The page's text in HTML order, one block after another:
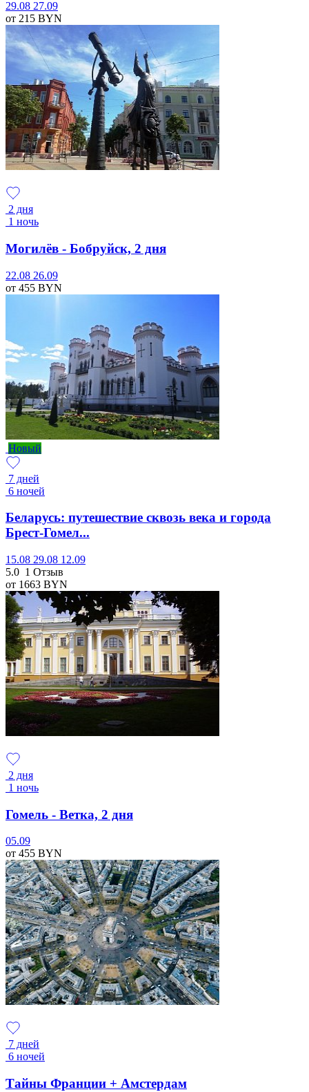
29.08 27.09
от 215 BYN
2 дня
1 ночь
Могилёв - Бобруйск, 2 дня
22.08 26.09
от 455 BYN
Новый
7 дней
6 ночей
Беларусь: путешествие сквозь века и города
Брест-Гомел...
15.08 29.08 12.09
5.0 1 Отзыв
от 1663 BYN
2 дня
1 ночь
Гомель - Ветка, 2 дня
05.09
от 455 BYN
7 дней
6 ночей
Тайны Франции + Амстердам